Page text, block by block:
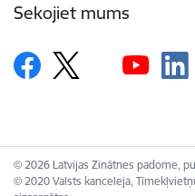
Sekojiet mums
© 2026 Latvijas Zinātnes padome,
© 2020 Valsts kanceleja,